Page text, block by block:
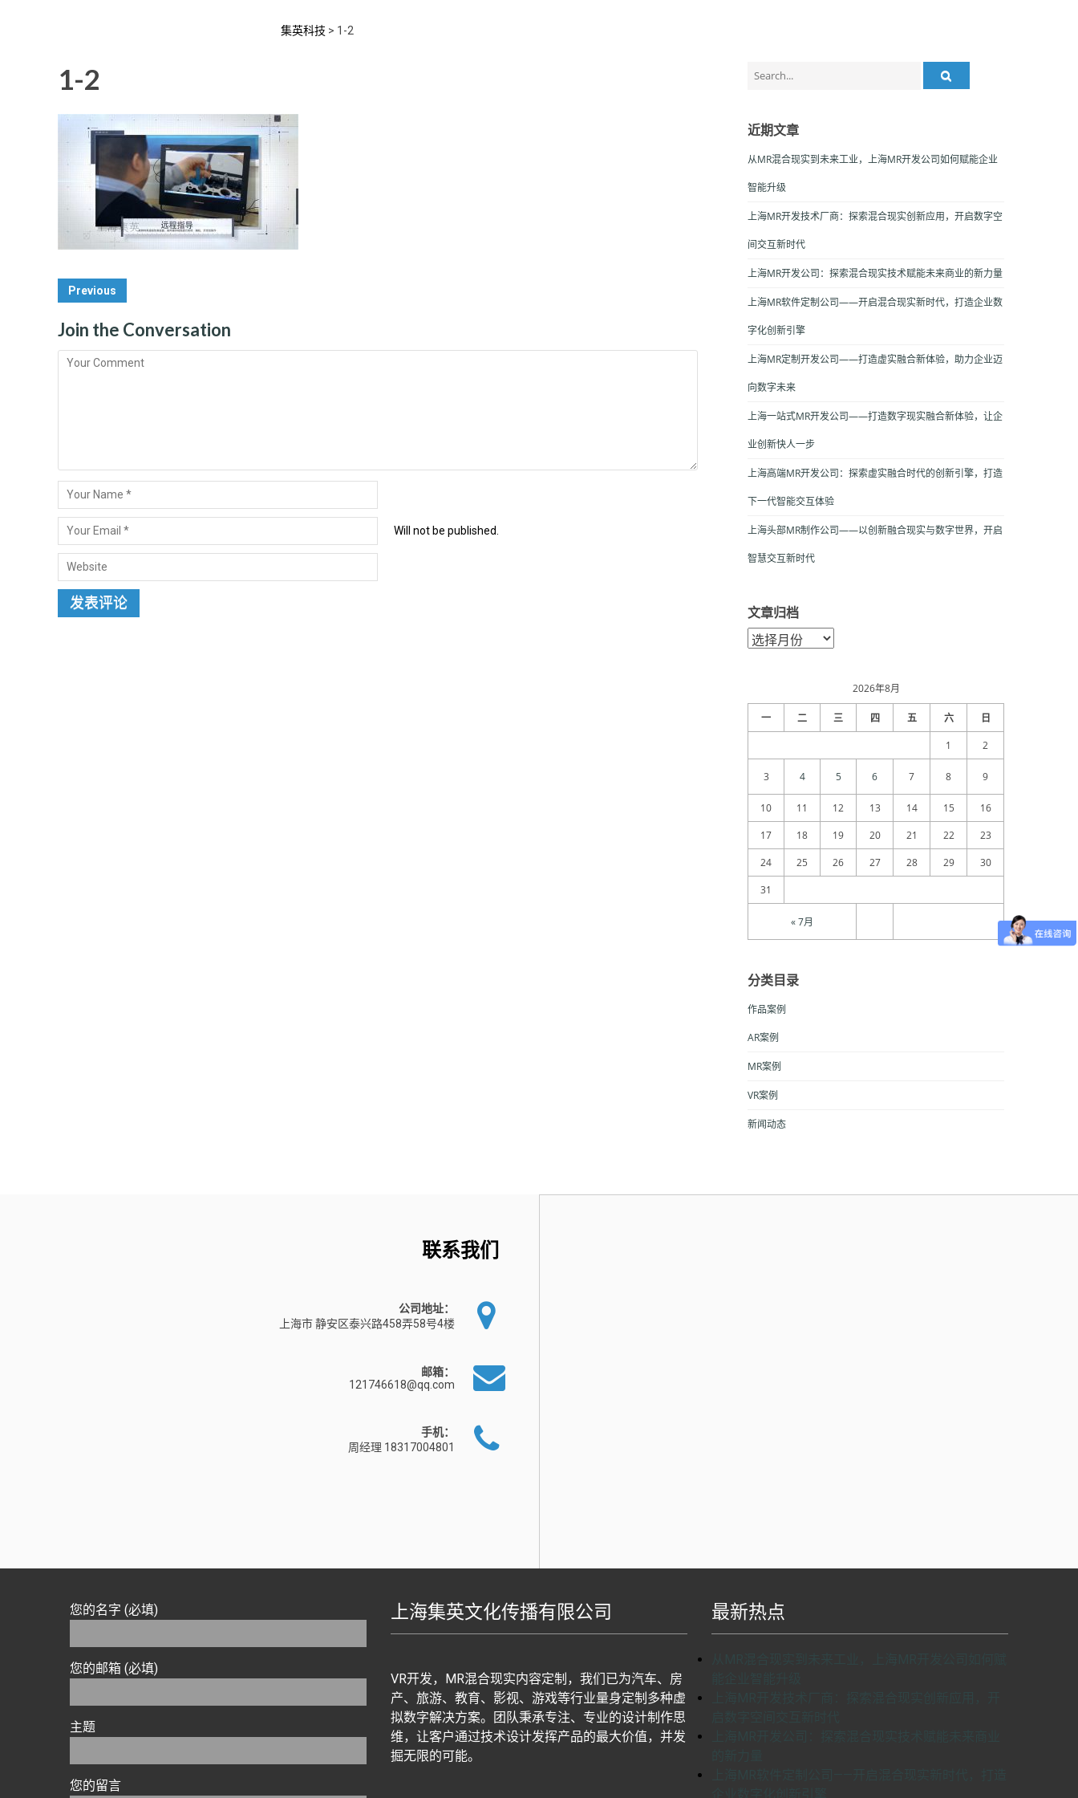
集英科技 > 1-2
1-2
Post
Navigation
Previous
Join the Conversation
Will not be published.
for:
近期文章
从MR混合现实到未来工业，上海MR开发公司如何赋能企业
智能升级
上海MR开发技术厂商：探索混合现实创新应用，开启数字空
间交互新时代
上海MR开发公司：探索混合现实技术赋能未来商业的新力量
上海MR软件定制公司——开启混合现实新时代，打造企业数
字化创新引擎
上海MR定制开发公司——打造虚实融合新体验，助力企业迈
向数字未来
上海一站式MR开发公司——打造数字现实融合新体验，让企
业创新快人一步
上海高端MR开发公司：探索虚实融合时代的创新引擎，打造
下一代智能交互体验
上海头部MR制作公司——以创新融合现实与数字世界，开启
智慧交互新时代
文章归档
文
章
2026年8月
一 二 三 四 五 六 日
« 7月
1 2
3 4 5 6 7 8 9
10 11 12 13 14 15
16
17
18 19 20 21 22
23
24
25 26 27 28 29
30
31
分类目录
作品案例
AR案例
MR案例
VR案例
新闻动态
联系我们
公司地址：
上海市 静安区泰兴路458弄58号4楼
邮箱：
121746618@qq.com
手机：
周经理 18317004801
您的名字 (必填)
您的邮箱 (必填)
主题
您的留言
上海集英文化传播有限公司
VR开发，MR混合现实内容定制，我们已为汽车、房
产、旅游、教育、影视、游戏等行业量身定制多种虚
拟数字解决方案。团队秉承专注、专业的设计制作思
维，让客户通过技术设计发挥产品的最大价值，并发
掘无限的可能。
最新热点